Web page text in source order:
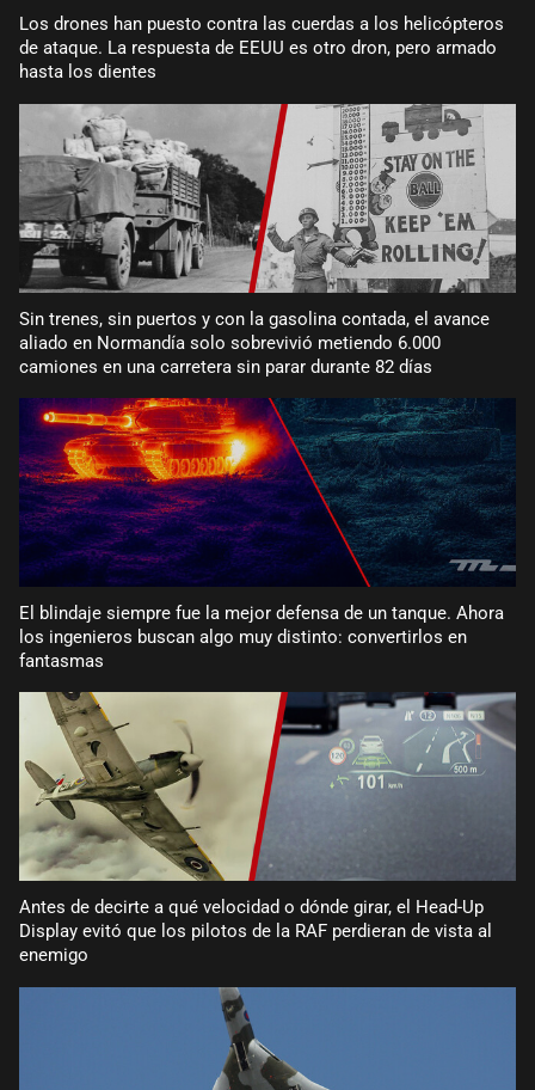
Los drones han puesto contra las cuerdas a los helicópteros
de ataque. La respuesta de EEUU es otro dron, pero armado
hasta los dientes
Sin trenes, sin puertos y con la gasolina contada, el avance
aliado en Normandía solo sobrevivió metiendo 6.000
camiones en una carretera sin parar durante 82 días
El blindaje siempre fue la mejor defensa de un tanque. Ahora
los ingenieros buscan algo muy distinto: convertirlos en
fantasmas
Antes de decirte a qué velocidad o dónde girar, el Head-Up
Display evitó que los pilotos de la RAF perdieran de vista al
enemigo